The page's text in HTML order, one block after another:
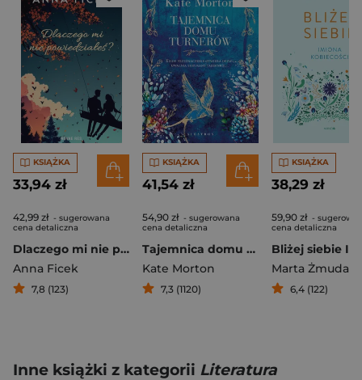
KSIĄŻKA
33,94 zł
42,99 zł - sugerowana
cena detaliczna
Dlaczego mi nie powiedziałeś?
Anna Ficek
7,8 (123)
KSIĄŻKA
41,54 zł
54,90 zł - sugerowana
cena detaliczna
Tajemnica domu Turnerów
Kate Morton
7,3 (1120)
KSIĄŻKA
38,29 zł
59,90 zł -
cena detaliczna
6,4 (122)
Inne książki z kategorii Literatura